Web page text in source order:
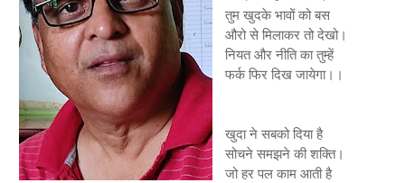
तुम खुदके भावों को बस
औरो से मिलाकर तो देखो।
नियत और नीति का तुम्हें
फर्क फिर दिख जायेगा।।
खुदा ने सबको दिया है
सोचने समझने की शक्ति।
जो हर पल काम आती है